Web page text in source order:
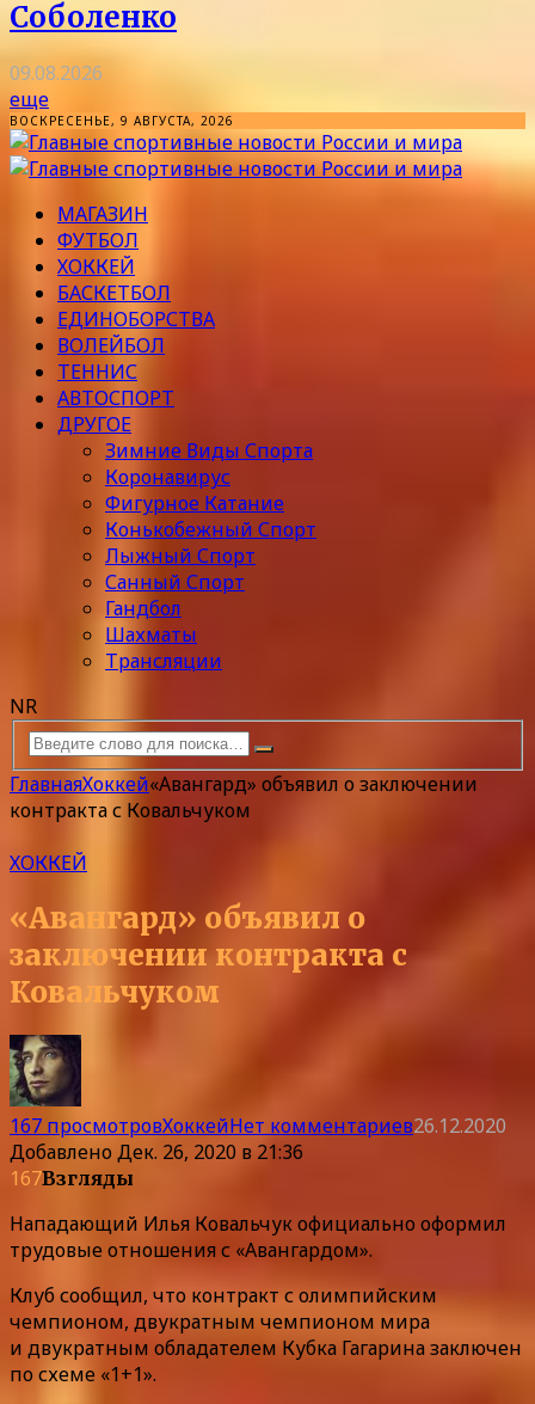
Соболенко
09.08.2026
еще
ВОСКРЕСЕНЬЕ, 9 АВГУСТА, 2026
МАГАЗИН
ФУТБОЛ
ХОККЕЙ
БАСКЕТБОЛ
ЕДИНОБОРСТВА
ВОЛЕЙБОЛ
ТЕННИС
АВТОСПОРТ
ДРУГОЕ
Зимние Виды Спорта
Коронавирус
Фигурное Катание
Конькобежный Спорт
Лыжный Спорт
Санный Спорт
Гандбол
Шахматы
Трансляции
NR
ГлавнаяХоккей«Авангард» объявил о заключении
контракта с Ковальчуком
ХОККЕЙ
«Авангард» объявил о
заключении контракта с
Ковальчуком
167 просмотровХоккейНет комментариев26.12.2020
ДобавленоДек. 26, 2020 в 21:36
167Взгляды
Нападающий Илья Ковальчук официально оформил
трудовые отношения с «Авангардом».
Клуб сообщил, что контракт с олимпийским
чемпионом, двукратным чемпионом мира
и двукратным обладателем Кубка Гагарина заключен
по схеме «1+1».